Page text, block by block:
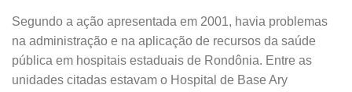
Segundo a ação apresentada em 2001, havia problemas
na administração e na aplicação de recursos da saúde
pública em hospitais estaduais de Rondônia. Entre as
unidades citadas estavam o Hospital de Base Ary